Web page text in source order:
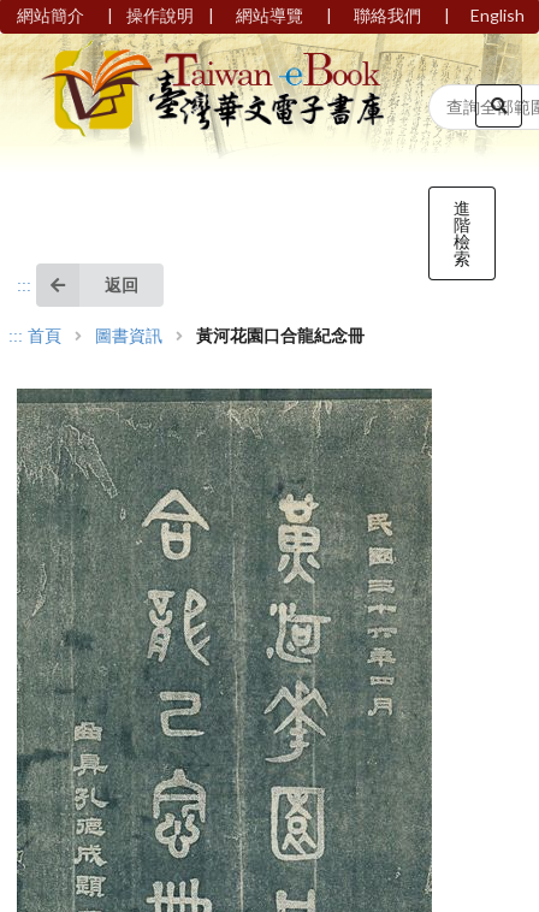
網站簡介 | 操作說明 | 網站導覽 | 聯絡我們 | English
進
階
檢
索
::: 返回
::: 首頁 圖書資訊 黃河花園口合龍紀念冊